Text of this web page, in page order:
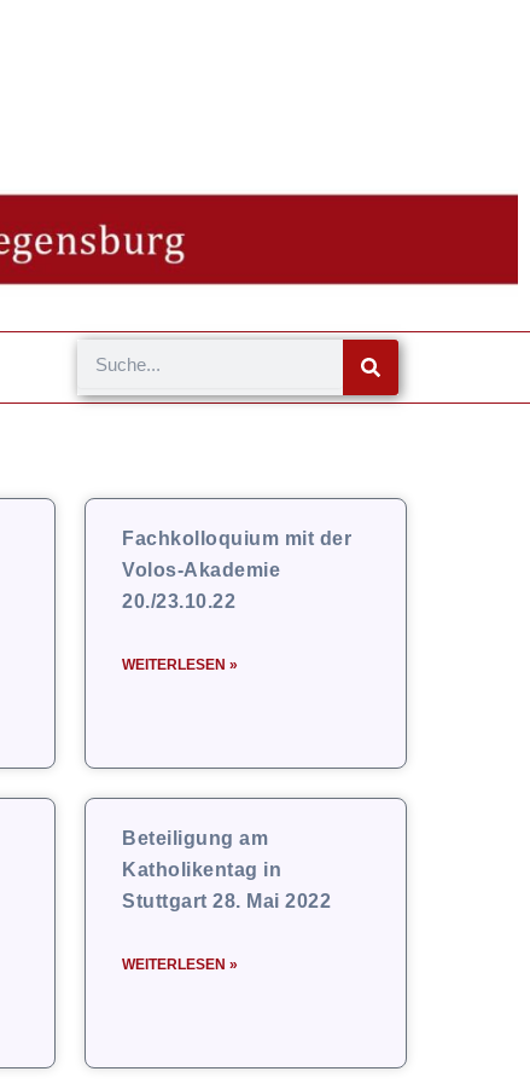
Fachkolloquium mit der
Volos-Akademie
20./23.10.22
WEITERLESEN »
Beteiligung am
Katholikentag in
Stuttgart 28. Mai 2022
WEITERLESEN »